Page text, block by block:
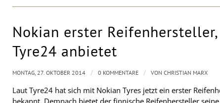
Nokian erster
Tyre24 anbietet
Laut Tyre24 hat sich mit Nokian Tyres jetzt ein erster
MONTAG, 27. OKTOBER 2014 / 0 KOMMENTARE / VON CHRISTIAN MARX